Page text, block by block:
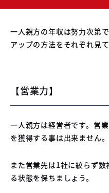
一人親方の年収は努力次第
アップの方法をそれぞれ見て
【営業力】
一人親方は経営者です。営
を獲得する事は出来ません。
また営業先は1社に絞らず
る状態を保ちましょう。